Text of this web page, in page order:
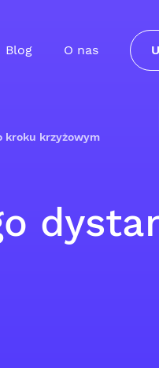
Blog O nas
kroku krzyżowym